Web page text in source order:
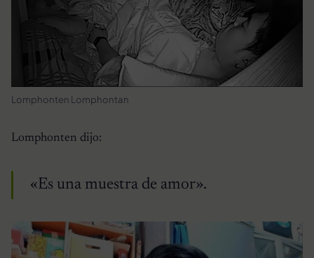
Lomphonten Lomphontan
Lomphonten dijo:
«Es una muestra de amor».